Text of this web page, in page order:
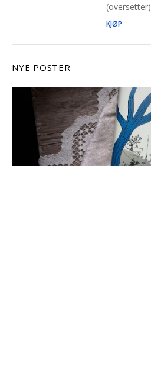
(oversetter)
KJØP
NYE POSTER